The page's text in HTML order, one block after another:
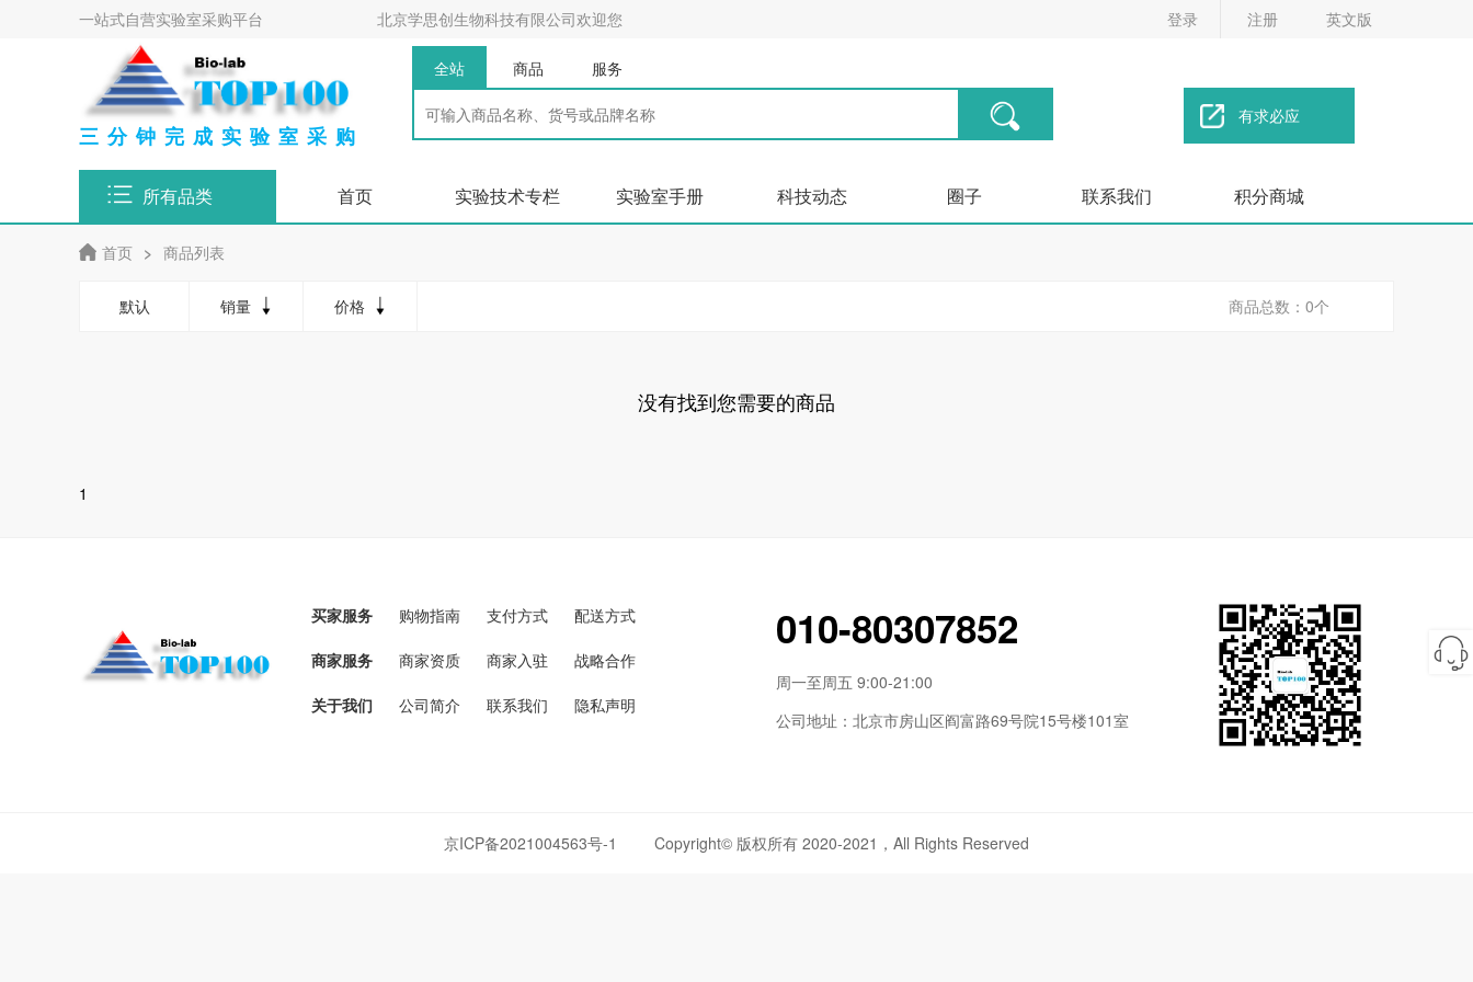
一站式自营实验室采购平台 北京学思创生物科技有限公司欢迎您 登录 注册 英文版
三分钟完成实验室采购
全站 商品 服务
有求必应
所有品类 首页 实验技术专栏 实验室手册 科技动态 圈子 联系我们 积分商城
首页 > 商品列表
默认 销量 价格 商品总数：0个
没有找到您需要的商品
1
买家服务 购物指南 支付方式 配送方式
商家服务 商家资质 商家入驻 战略合作
关于我们 公司简介 联系我们 隐私声明
010-80307852
周一至周五 9:00-21:00
公司地址：北京市房山区阎富路69号院15号楼101室
京ICP备2021004563号-1 Copyright© 版权所有 2020-2021，All Rights Reserved